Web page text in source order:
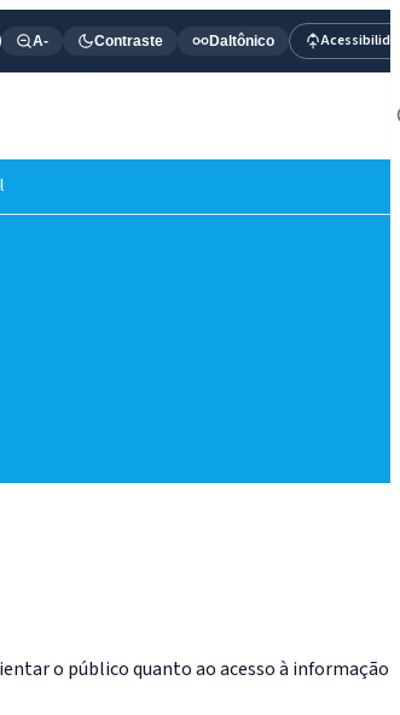
A- Contraste Daltônico
o público quanto ao acesso à informação